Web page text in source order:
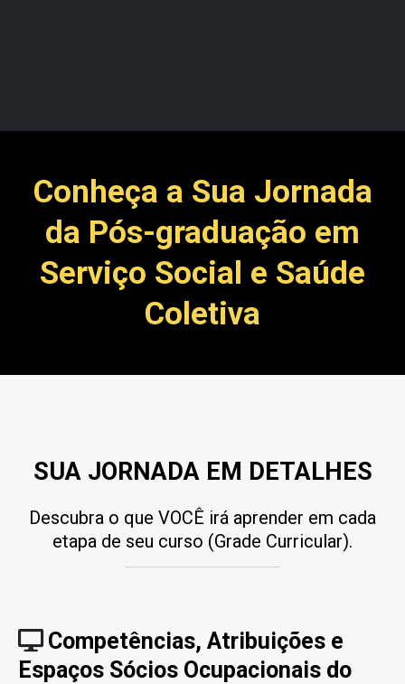
Conheça a Sua Jornada
da Pós-graduação em
Serviço Social e Saúde
Coletiva
SUA JORNADA EM DETALHES
Descubra o que VOCÊ irá aprender em cada
etapa de seu curso (Grade Curricular).
Competências, Atribuições e
Espaços Sócios Ocupacionais do